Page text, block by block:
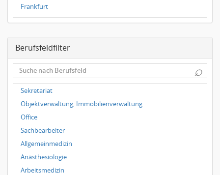
Frankfurt
Dresden
Leipzig
Dortmund
Wuppertal
Hallbergmoos
Würzburg
Grünwald
Ulm
Bielefeld
Hannover
Duisburg
Berufsfeldfilter
⌕
Sekretariat
Objektverwaltung, Immobilienverwaltung
Office
Sachbearbeiter
Allgemeinmedizin
Anästhesiologie
Arbeitsmedizin